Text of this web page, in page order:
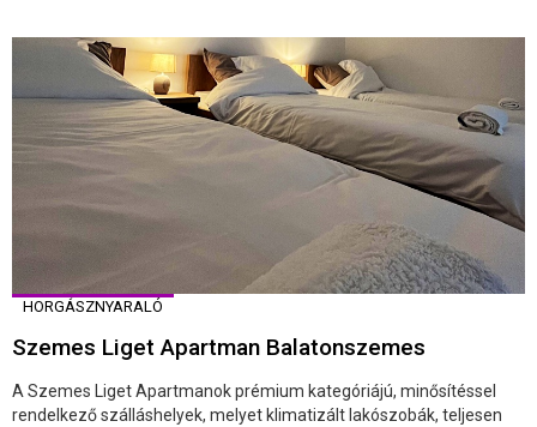
HORGÁSZNYARALÓ
Szemes Liget Apartman Balatonszemes
A Szemes Liget Apartmanok prémium kategóriájú, minősítéssel
rendelkező szálláshelyek, melyet klimatizált lakószobák, teljesen